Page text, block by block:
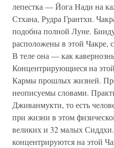
лепестка — Йога Нади на
Стхана, Рудра Грантхи.
подобна полной Луне.
расположены в этой Чакре,
В теле она — как
Концентрирующиеся на
Кармы прошлых жизней.
неописуемы словами.
Дживанмукти, то есть
при жизни в этом
великих и 32 малых
концентрируются на этой